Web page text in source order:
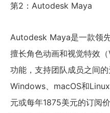
第2：Autodesk Maya
Autodesk Maya是一款领
擅长角色动画和视觉特效
功能，支持团队成员之间
Windows、macOS和
元或每年1875美元的订阅